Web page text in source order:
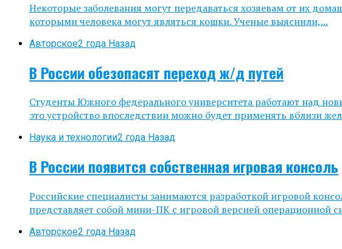
Некоторые заболевания могут передаваться хозяевам от их
которыми человека могут являться кошки. Ученые выяснили,...
Авторское2 года Назад
В России обезопасят переход ж/д путей
Студенты Южного федерального университета работают над
это устройство впоследствии можно будет применять вблизи
Наука и технологии2 года Назад
В России появится собственная игровая консоль
Российские специалисты занимаются разработкой игровой
представляет собой мини-ПК с игровой версией операционной
Авторское2 года Назад